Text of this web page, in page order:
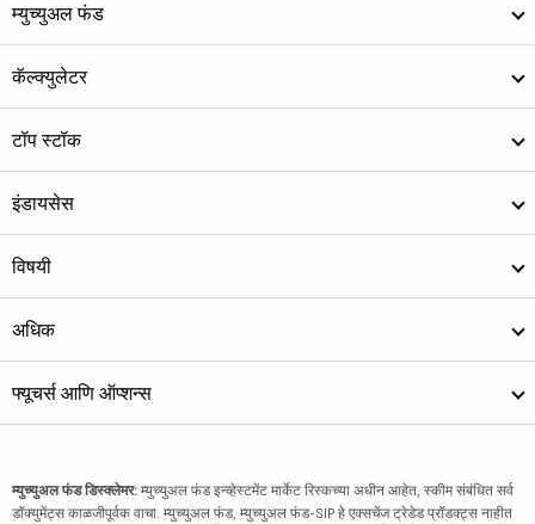
म्युच्युअल फंड
कॅल्क्युलेटर
टॉप स्टॉक
इंडायसेस
विषयी
अधिक
फ्यूचर्स आणि ऑप्शन्स
म्युच्युअल फंड डिस्क्लेमर: म्युच्युअल फंड इन्व्हेस्टमेंट मार्केट रिस्कच्या अधीन आहेत, स्कीम संबंधित सर्व
डॉक्युमेंट्स काळजीपूर्वक वाचा. म्युच्युअल फंड, म्युच्युअल फंड-SIP हे एक्सचेंज ट्रेडेड प्रॉडक्ट्स नाहीत